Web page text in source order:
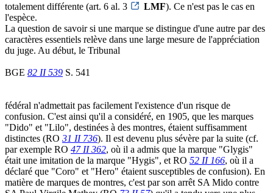
totalement différente (art. 6 al. 3
LMF). Ce n'est pas le cas en
l'espèce.
La question de savoir si une marque se distingue d'une autre par des
caractères essentiels relève dans une large mesure de l'appréciation
du juge. Au début, le Tribunal
BGE 82 II 539 S. 541
fédéral n'admettait pas facilement l'existence d'un risque de
confusion. C'est ainsi qu'il a considéré, en 1905, que les marques
"Dido" et "Lilo", destinées à des montres, étaient suffisamment
distinctes (RO 31 II 736). Il est devenu plus sévère par la suite (cf.
par exemple RO 47 II 362, où il a admis que la marque "Glygis"
était une imitation de la marque "Hygis", et RO 52 II 166, où il a
déclaré que "Coro" et "Hero" étaient susceptibles de confusion). En
matière de marques de montres, c'est par son arrêt SA Mido contre